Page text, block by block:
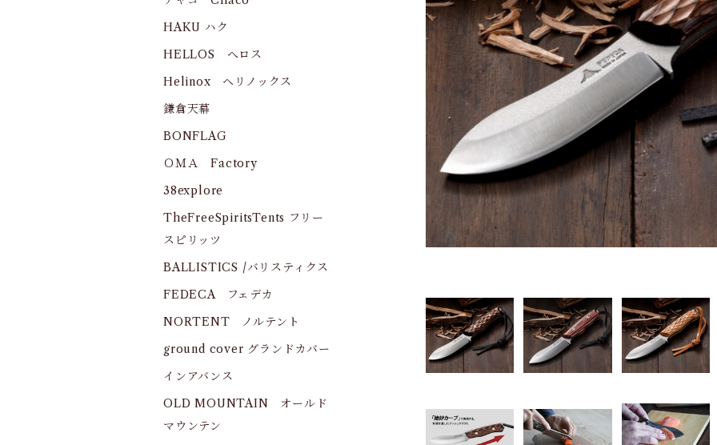
HAKU ハク
HELLOS へロス
Helinox ヘリノックス
鎌倉天幕
BONFLAG
ＯＭＡ Factory
38explore
TheFreeSpiritsTents フリー
スピリッツ
BALLISTICS /バリスティクス
FEDECA フェデカ
NORTENT ノルテント
ground cover グランドカバー
インアバンス
OLD MOUNTAIN オールド
マウンテン